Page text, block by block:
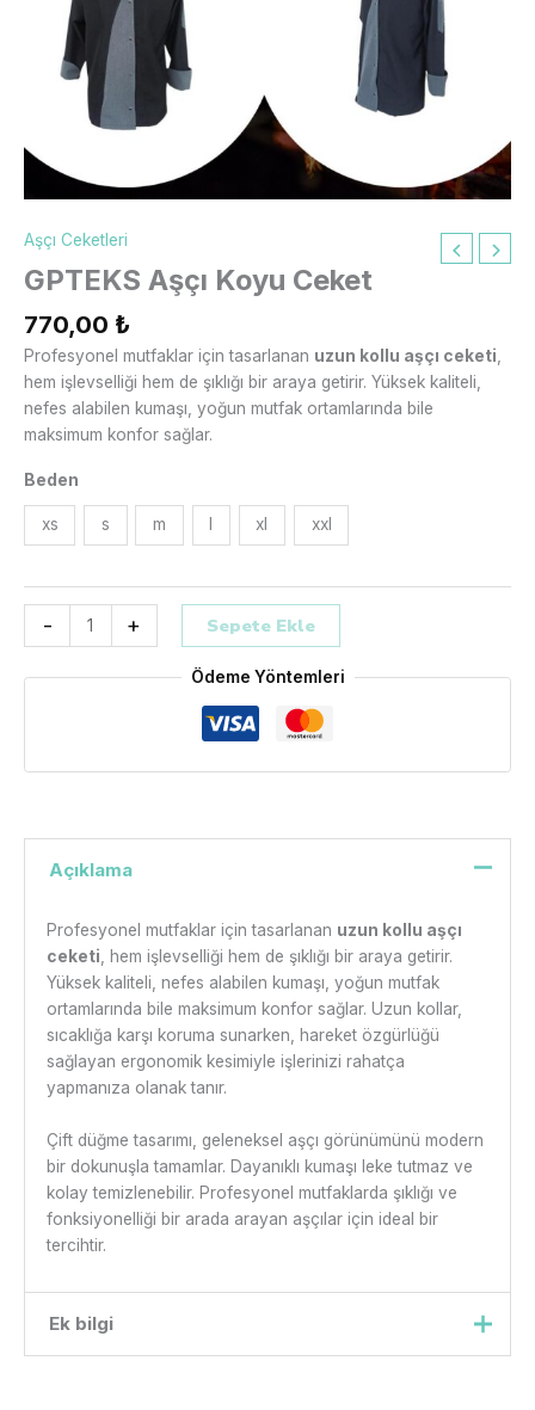
Aşçı Ceketleri
GPTEKS Aşçı Koyu Ceket
770,00 ₺
Profesyonel mutfaklar için tasarlanan uzun kollu aşçı ceketi,
hem işlevselliği hem de şıklığı bir araya getirir. Yüksek kaliteli,
nefes alabilen kumaşı, yoğun mutfak ortamlarında bile
maksimum konfor sağlar.
Beden
xs s m xl xxl
- + Sepete Ekle
Ödeme Yöntemleri
Açıklama
Profesyonel mutfaklar için tasarlanan uzun kollu aşçı
ceketi, hem işlevselliği hem de şıklığı bir araya getirir.
Yüksek kaliteli, nefes alabilen kumaşı, yoğun mutfak
ortamlarında bile maksimum konfor sağlar. Uzun kollar,
sıcaklığa karşı koruma sunarken, hareket özgürlüğü
sağlayan ergonomik kesimiyle işlerinizi rahatça
yapmanıza olanak tanır.
Çift düğme tasarımı, geleneksel aşçı görünümünü modern
bir dokunuşla tamamlar. Dayanıklı kumaşı leke tutmaz ve
kolay temizlenebilir. Profesyonel mutfaklarda şıklığı ve
fonksiyonelliği bir arada arayan aşçılar için ideal bir
tercihtir.
Ek bilgi